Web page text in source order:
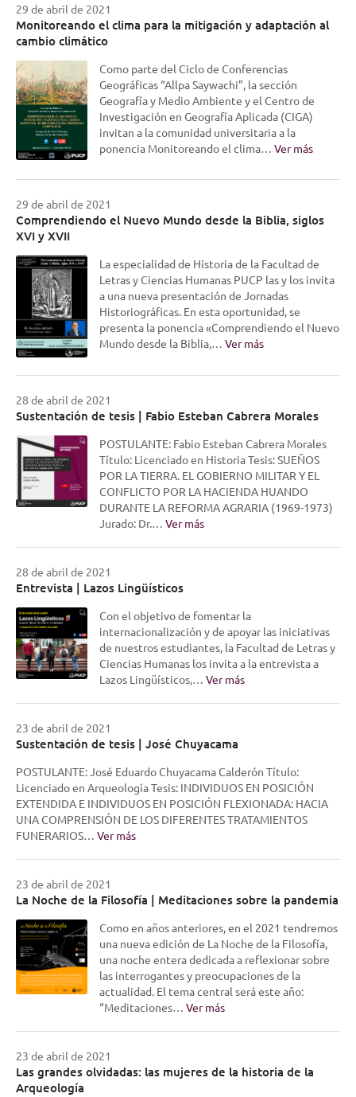
29 de abril de 2021
Monitoreando el clima para la mitigación y adaptación al
cambio climático
Como parte del Ciclo de Conferencias
Geográficas “Allpa Saywachi”, la sección
Geografía y Medio Ambiente y el Centro de
Investigación en Geografía Aplicada (CIGA)
invitan a la comunidad universitaria a la
ponencia Monitoreando el clima… Ver más
29 de abril de 2021
Comprendiendo el Nuevo Mundo desde la Biblia, siglos
XVI y XVII
La especialidad de Historia de la Facultad de
Letras y Ciencias Humanas PUCP las y los invita
a una nueva presentación de Jornadas
Historiográficas. En esta oportunidad, se
presenta la ponencia «Comprendiendo el Nuevo
Mundo desde la Biblia,… Ver más
28 de abril de 2021
Sustentación de tesis | Fabio Esteban Cabrera Morales
POSTULANTE: Fabio Esteban Cabrera Morales
Título: Licenciado en Historia Tesis: SUEÑOS
POR LA TIERRA. EL GOBIERNO MILITAR Y EL
CONFLICTO POR LA HACIENDA HUANDO
DURANTE LA REFORMA AGRARIA (1969-1973)
Jurado: Dr.… Ver más
28 de abril de 2021
Entrevista | Lazos Lingüísticos
Con el objetivo de fomentar la
internacionalización y de apoyar las iniciativas
de nuestros estudiantes, la Facultad de Letras y
Ciencias Humanas los invita a la entrevista a
Lazos Lingüísticos,… Ver más
23 de abril de 2021
Sustentación de tesis | José Chuyacama
POSTULANTE: José Eduardo Chuyacama Calderón Título:
Licenciado en Arqueología Tesis: INDIVIDUOS EN POSICIÓN
EXTENDIDA E INDIVIDUOS EN POSICIÓN FLEXIONADA: HACIA
UNA COMPRENSIÓN DE LOS DIFERENTES TRATAMIENTOS
FUNERARIOS… Ver más
23 de abril de 2021
La Noche de la Filosofía | Meditaciones sobre la pandemia
Como en años anteriores, en el 2021 tendremos
una nueva edición de La Noche de la Filosofía,
una noche entera dedicada a reflexionar sobre
las interrogantes y preocupaciones de la
actualidad. El tema central será este año:
“Meditaciones… Ver más
23 de abril de 2021
Las grandes olvidadas: las mujeres de la historia de la
Arqueología